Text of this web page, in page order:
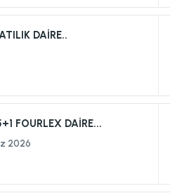
DAİRE..
FOURLEX DAİRE...
2026